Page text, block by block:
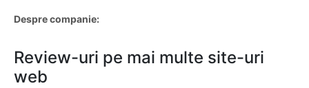
Despre companie:
Review-uri pe mai multe site-uri
web